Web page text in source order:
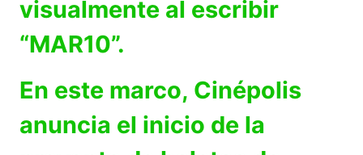
visualmente al escribir
“MAR10”.
En este marco, Cinépolis
anuncia el inicio de la